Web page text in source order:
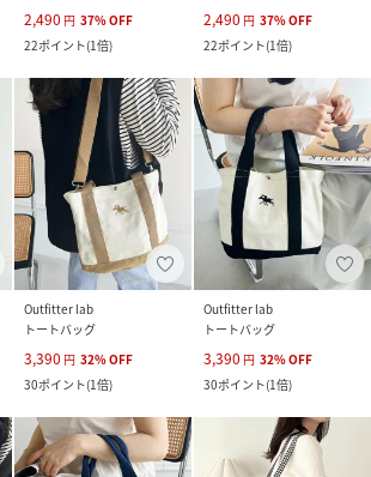
2,490 円 37%OFF
22ポイント(1倍)
2,490 円 37%OFF
22ポイント(1倍)
Outfitter lab
トートバッグ
3,390 円 32%OFF
30ポイント(1倍)
Outfitter lab
トートバッグ
3,390 円 32%OFF
30ポイント(1倍)